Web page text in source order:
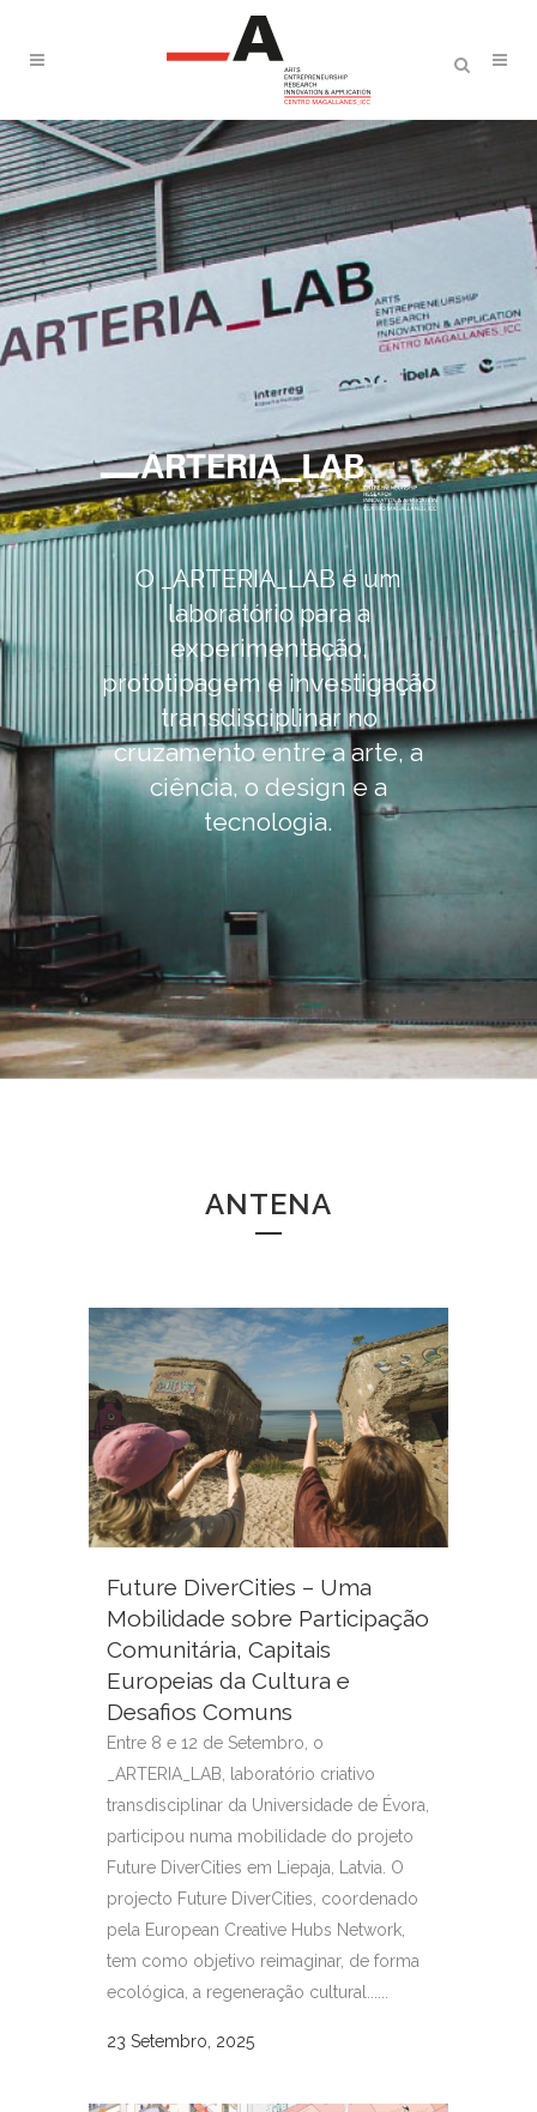
O _ARTERIA_LAB é um
laboratório para a
experimentação,
prototipagem e investigação
transdisciplinar no
cruzamento entre a arte, a
ciência, o design e a
tecnologia.
ANTENA
Future DiverCities – Uma
Mobilidade sobre Participação
Comunitária, Capitais
Europeias da Cultura e
Desafios Comuns
Entre 8 e 12 de Setembro, o
_ARTERIA_LAB, laboratório criativo
transdisciplinar da Universidade de Évora,
participou numa mobilidade do projeto
Future DiverCities em Liepaja, Latvia. O
projecto Future DiverCities, coordenado
pela European Creative Hubs Network,
tem como objetivo reimaginar, de forma
ecológica, a regeneração cultural......
23 Setembro, 2025